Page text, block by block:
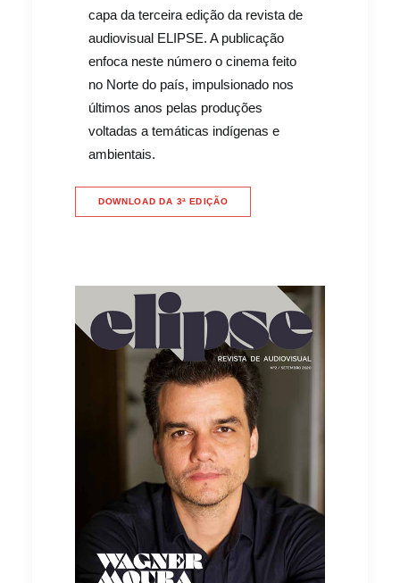
capa da terceira edição da revista de
audiovisual ELIPSE. A publicação
enfoca neste número o cinema feito
no Norte do país, impulsionado nos
últimos anos pelas produções
voltadas a temáticas indígenas e
ambientais.
DOWNLOAD DA 3ª EDIÇÃO